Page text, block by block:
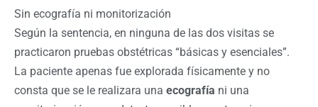
Sin ecografía ni monitorización
Según la sentencia, en ninguna de las dos visitas se
practicaron pruebas obstétricas “básicas y esenciales”.
La paciente apenas fue explorada físicamente y no
consta que se le realizara una ecografía ni una